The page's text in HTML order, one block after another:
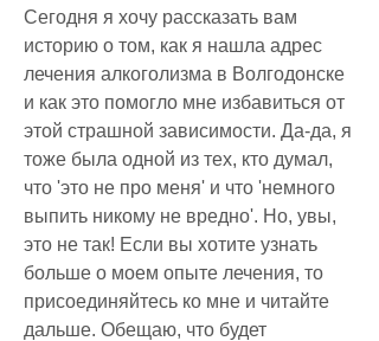
Сегодня я хочу рассказать вам
историю о том, как я нашла адрес
лечения алкоголизма в Волгодонске
и как это помогло мне избавиться от
этой страшной зависимости. Да-да, я
тоже была одной из тех, кто думал,
что 'это не про меня' и что 'немного
выпить никому не вредно'. Но, увы,
это не так! Если вы хотите узнать
больше о моем опыте лечения, то
присоединяйтесь ко мне и читайте
дальше. Обещаю, что будет